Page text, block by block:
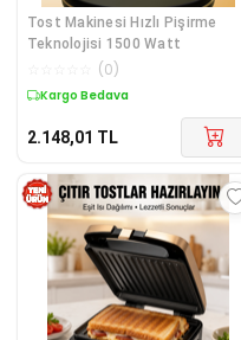
Tost Makinesi Hızlı Pişirme
Teknolojisi 1500 Watt
(0)
Kargo Bedava
2.148,01 TL